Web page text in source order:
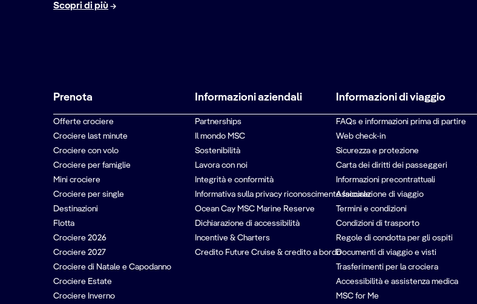
Scopri di più
Prenota
Offerte crociere
Crociere last minute
Crociere con volo
Crociere per famiglie
Mini crociere
Crociere per single
Destinazioni
Flotta
Crociere 2026
Crociere 2027
Crociere di Natale e Capodanno
Crociere Estate
Crociere Inverno
Informazioni aziendali
Partnerships
Il mondo MSC
Sostenibilità
Lavora con noi
Integrità e conformità
Informativa sulla privacy riconoscimento facciale
Ocean Cay MSC Marine Reserve
Dichiarazione di accessibilità
Incentive & Charters
Credito Future Cruise & credito a bordo
Informazioni di viaggio
FAQs e informazioni prima di partire
Web check-in
Sicurezza e protezione
Carta dei diritti dei passeggeri
Informazioni precontrattuali
Assicurazione di viaggio
Termini e condizioni
Condizioni di trasporto
Regole di condotta per gli ospiti
Documenti di viaggio e visti
Trasferimenti per la crociera
Accessibilità e assistenza medica
MSC for Me